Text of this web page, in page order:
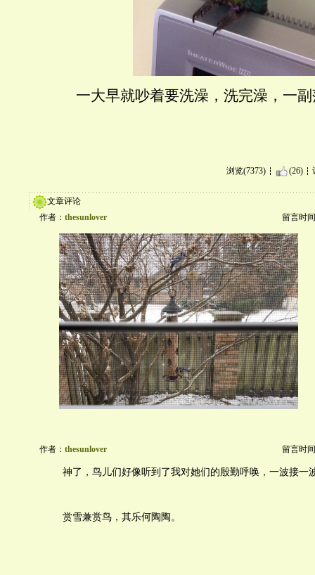
一大早就吵着要洗澡，洗完澡，一
浏览(7373) (26)
文章评论
作者： thesunlover 留言时
作者： thesunlover 留言时
神了，鸟儿们好像听到了我对她们的殷勤呼唤，一波接一
赏雪兼赏鸟，其乐何陶陶。